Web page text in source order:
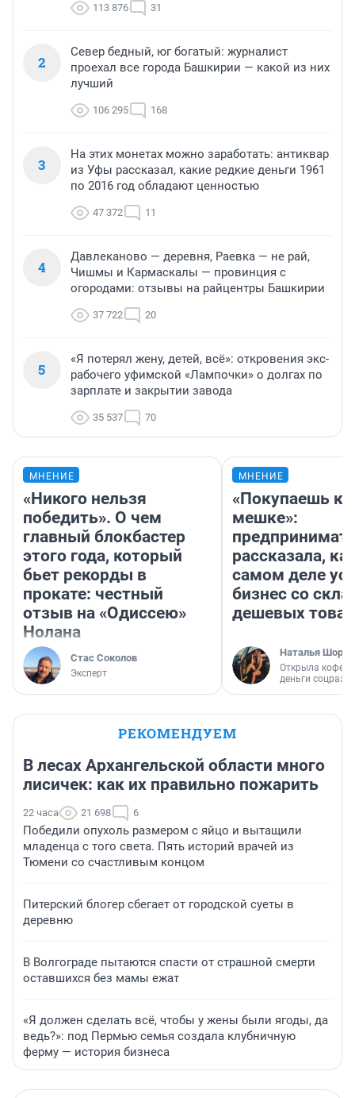
113 876 31
2
Север бедный, юг богатый: журналист
проехал все города Башкирии — какой из них
лучший
106 295 168
3
На этих монетах можно заработать: антиквар
из Уфы рассказал, какие редкие деньги 1961
по 2016 год обладают ценностью
47 372 11
4
Давлеканово — деревня, Раевка — не рай,
Чишмы и Кармаскалы — провинция с
огородами: отзывы на райцентры Башкирии
37 722 20
5
«Я потерял жену, детей, всё»: откровения экс-
рабочего уфимской «Лампочки» о долгах по
зарплате и закрытии завода
35 537 70
МНЕНИЕ
«Никого нельзя
победить». О чем
главный блокбастер
этого года, который
бьет рекорды в
прокате: честный
отзыв на «Одиссею»
Нолана
Стас Соколов
Эксперт
МНЕНИЕ
«Покупаешь
мешке»:
рассказала,
самом деле
бизнес со
дешевых
Наталья
Открыла
деньги
РЕКОМЕНДУЕМ
В лесах Архангельской области много
лисичек: как их правильно пожарить
22 часа 21 698 6
Победили опухоль размером с яйцо и вытащили
младенца с того света. Пять историй врачей из
Тюмени со счастливым концом
Питерский блогер сбегает от городской суеты в
деревню
В Волгограде пытаются спасти от страшной смерти
оставшихся без мамы ежат
«Я должен сделать всё, чтобы у жены были ягоды, да
ведь?»: под Пермью семья создала клубничную
ферму — история бизнеса